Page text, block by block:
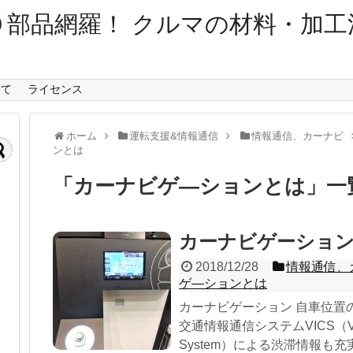
部品網羅！ クルマの材料・加工
ライセンス
ホーム 運転支援&情報通信 情報通信、カーナビ
ンとは
「 カーナビゲ―ションとは 」 一
カーナビゲーション
2018/12/28 情報通信、
ゲ―ションとは
カーナビゲーション 自車位置
交通情報通信システムVICS（
System）による渋滞情報も充